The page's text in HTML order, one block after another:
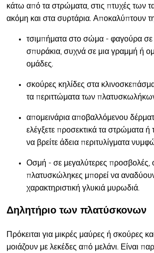
κάτω από τα στρώματα, στις πτυχές των
ακόμη και στα συρτάρια. Αποκαλύπτουν
τσιμπήματα στο σώμα - φαγούρα σε
σπυράκια, συχνά σε μια γραμμή ή
ομάδες.
σκούρες κηλίδες στα
τα περιττώματα των
απομεινάρια αποβαλλόμενου
ελέγξετε προσεκτικά τα στρώματα ή
να βρείτε άδεια περιτυλίγματα
Οσμή - σε μεγαλύτερες προσβολές,
πλατυσκώληκες μπορεί να
χαρακτηριστική γλυκιά μυρωδιά.
Δηλητήριο των πλατύσκονων
Πρόκειται για μικρές μαύρες ή σκούρες
μοιάζουν με λεκέδες από μελάνι. Είναι